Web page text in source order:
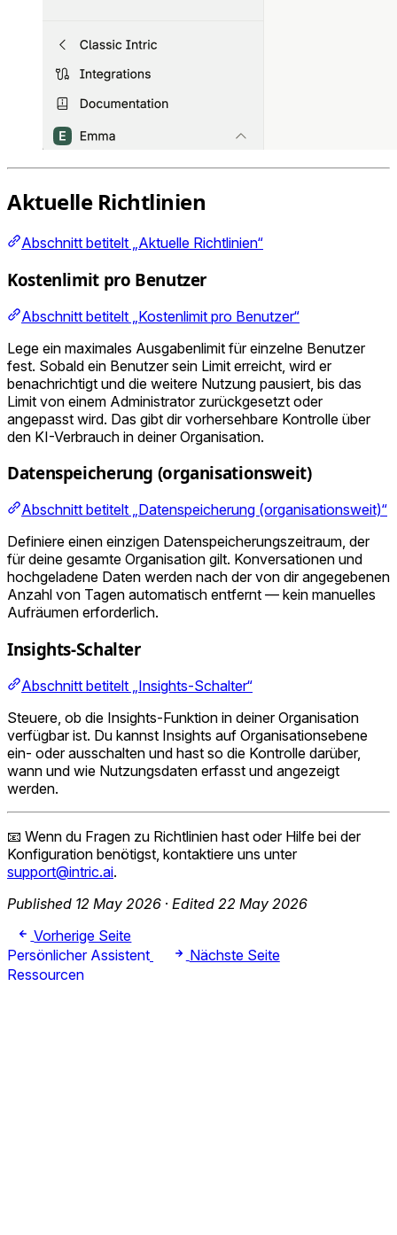
Aktuelle Richtlinien
Abschnitt betitelt „Aktuelle Richtlinien“
Kostenlimit pro Benutzer
Abschnitt betitelt „Kostenlimit pro Benutzer“
Lege ein maximales Ausgabenlimit für einzelne Benutzer
fest. Sobald ein Benutzer sein Limit erreicht, wird er
benachrichtigt und die weitere Nutzung pausiert, bis das
Limit von einem Administrator zurückgesetzt oder
angepasst wird. Das gibt dir vorhersehbare Kontrolle über
den KI-Verbrauch in deiner Organisation.
Datenspeicherung (organisationsweit)
Abschnitt betitelt „Datenspeicherung (organisationsweit)“
Definiere einen einzigen Datenspeicherungszeitraum, der
für deine gesamte Organisation gilt. Konversationen und
hochgeladene Daten werden nach der von dir angegebenen
Anzahl von Tagen automatisch entfernt — kein manuelles
Aufräumen erforderlich.
Insights-Schalter
Abschnitt betitelt „Insights-Schalter“
Steuere, ob die Insights-Funktion in deiner Organisation
verfügbar ist. Du kannst Insights auf Organisationsebene
ein- oder ausschalten und hast so die Kontrolle darüber,
wann und wie Nutzungsdaten erfasst und angezeigt
werden.
📧 Wenn du Fragen zu Richtlinien hast oder Hilfe bei der
Konfiguration benötigst, kontaktiere uns unter
support@intric.ai.
Published 12 May 2026 · Edited 22 May 2026
Vorherige Seite
Persönlicher Assistent
Nächste Seite
Ressourcen